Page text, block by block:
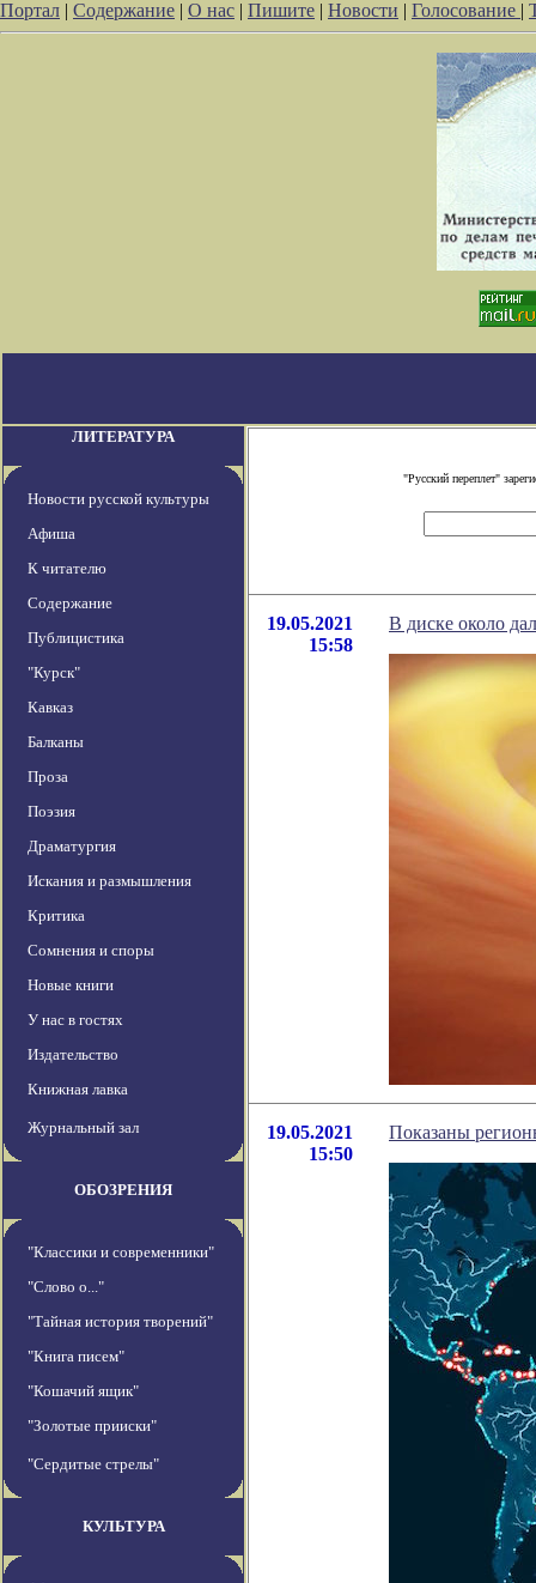
Портал | Содержание | О нас | Пишите | Новости | Голосование |
ЛИТЕРАТУРА
Новости русской культуры
Афиша
К читателю
Содержание
Публицистика
"Курск"
Кавказ
Балканы
Проза
Поэзия
Драматургия
Искания и размышления
Критика
Сомнения и споры
Новые книги
У нас в гостях
Издательство
Книжная лавка
Журнальный зал
ОБОЗРЕНИЯ
"Классики и современники"
"Слово о..."
"Тайная история творений"
"Книга писем"
"Кошачий ящик"
"Золотые прииски"
"Сердитые стрелы"
КУЛЬТУРА
"Русский переплет"
19.05.2021
15:58
В диске около
19.05.2021
15:50
Показаны